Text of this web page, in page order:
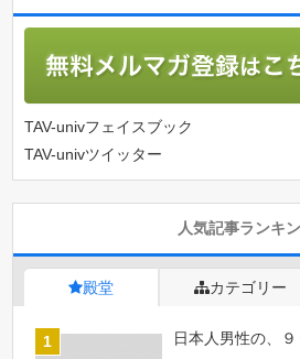
TAV-univフェイスブック
TAV-univツイッター
人気記事ランキ
殿堂 カテゴリー
日本人男性の、